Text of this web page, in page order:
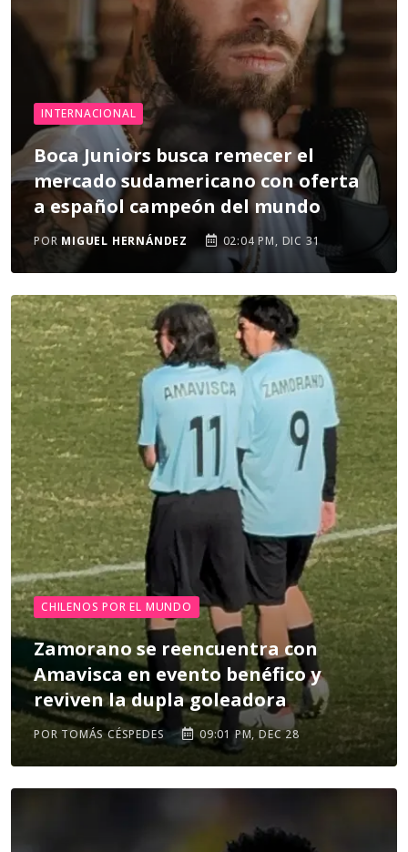
INTERNACIONAL
Boca Juniors busca remecer el
mercado sudamericano con oferta
a español campeón del mundo
POR MIGUEL HERNÁNDEZ 02:04 PM, DIC 31
CHILENOS POR EL MUNDO
Zamorano se reencuentra con
Amavisca en evento benéfico y
reviven la dupla goleadora
POR TOMÁS CÉSPEDES 09:01 PM, DEC 28